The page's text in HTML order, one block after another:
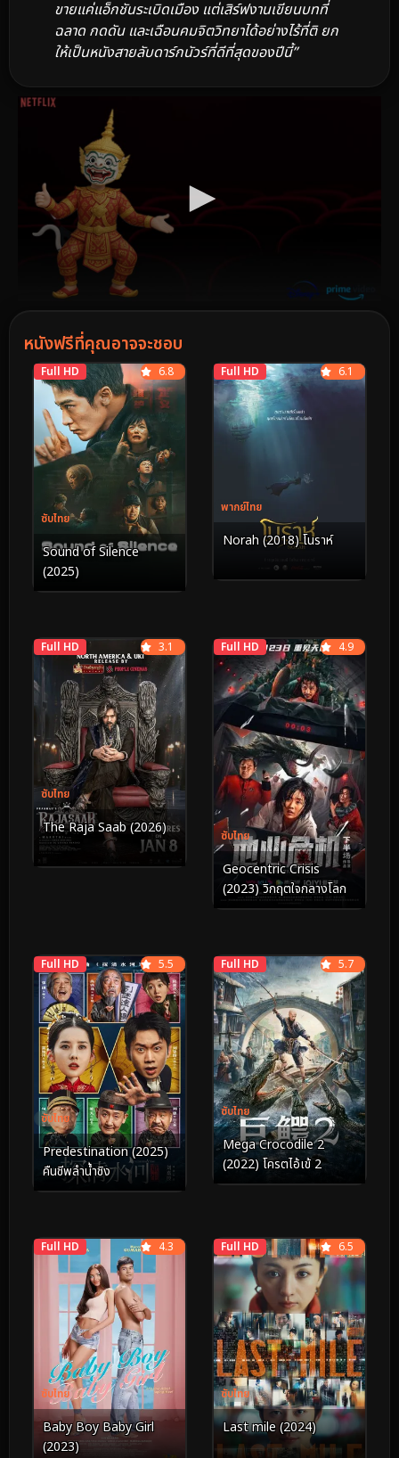
ขายแค่แอ็กชันระเบิดเมือง แต่เสิร์ฟงานเขียนบทที่
ฉลาด กดดัน และเฉือนคมจิตวิทยาได้อย่างไร้ที่ติ ยก
ให้เป็นหนังสายลับดาร์กนัวร์ที่ดีที่สุดของปีนี้”
หนังฟรีที่คุณอาจจะชอบ
Full HD
ซับไทย
6.8
Sound of Silence
(2025)
Full HD
พากย์ไทย
6.1
Norah (2018) โนราห์
Full HD
ซับไทย
3.1
The Raja Saab (2026)
Full HD
ซับไทย
4.9
Geocentric Crisis
(2023) วิกฤตใจกลางโลก
Full HD
ซับไทย
5.5
Predestination (2025)
คืนชีพลำน้ำชิง
Full HD
ซับไทย
5.7
Mega Crocodile 2
(2022) โครตไอ้เข้ 2
Full HD
ซับไทย
4.3
Baby Boy Baby Girl
(2023)
Full HD
ซับไทย
6.5
Last mile (2024)